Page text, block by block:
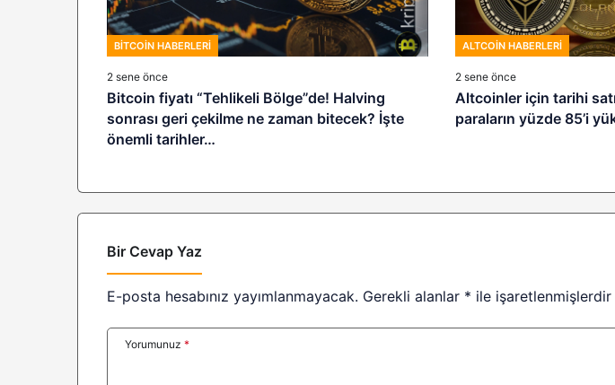
BITCOIN HABERLERI
2 sene önce
Bitcoin fiyatı “Tehlikeli Bölge”de! Halving
sonrası geri çekilme ne zaman bitecek? İşte
önemli tarihler…
ALTCOIN HABERLERI
2 sene önce
Altcoinler için tarihi
paraların yüzde 85’i
Bir Cevap Yaz
E-posta hesabınız yayımlanmayacak. Gerekli alanlar * ile işaretlenmişlerdir
Yorumunuz *